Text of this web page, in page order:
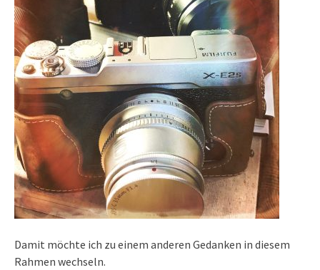
Damit möchte ich zu einem anderen Gedanken in diesem
Rahmen wechseln.